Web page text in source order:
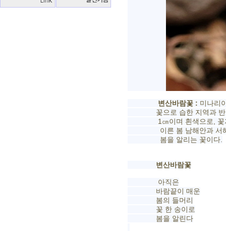
변산바람꽃 : 미나리
꽃으로 습한 지역과 반그
1㎝이며 흰색으로, 꽃자루
이른 봄 남해안과 서해안
봄을 알리는 꽃이다.
변산바람꽃
아직은
바람끝이 매운
봄의 들머리​
꽃 한 송이로
봄을 알린다